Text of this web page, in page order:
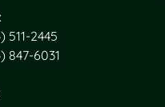
511-2445
847-6031